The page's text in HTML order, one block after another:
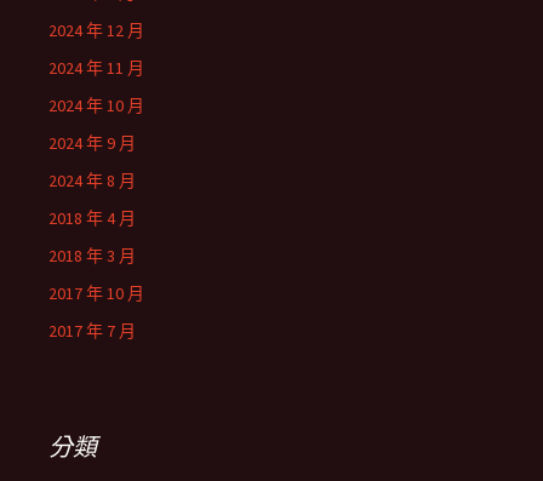
2024 年 12 月
2024 年 11 月
2024 年 10 月
2024 年 9 月
2024 年 8 月
2018 年 4 月
2018 年 3 月
2017 年 10 月
2017 年 7 月
分類